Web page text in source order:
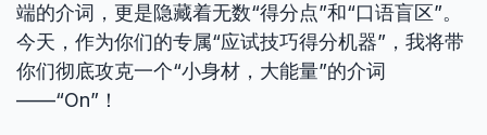
端的介词，更是隐藏着无数“得分点”和“口语盲区”。
今天，作为你们的专属“应试技巧得分机器”，我将带
你们彻底攻克一个“小身材，大能量”的介词
——“On”！